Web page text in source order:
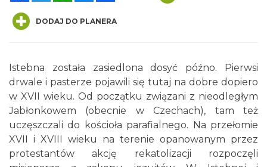
DODAJ DO PLANERA
Istebna została zasiedlona dosyć późno. Pierwsi
drwale i pasterze pojawili się tutaj na dobre dopiero
w XVII wieku. Od początku związani z nieodległym
Jabłonkowem (obecnie w Czechach), tam też
uczęszczali do kościoła parafialnego. Na przełomie
XVII i XVIII wieku na terenie opanowanym przez
protestantów akcję rekatolizacji rozpoczęli